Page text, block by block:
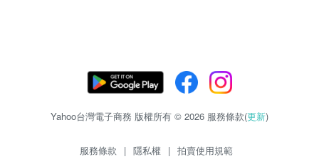
Yahoo台灣電子商務 版權所有 © 2026 服務條款(更新)
服務條款 | 隱私權 | 拍賣使用規範